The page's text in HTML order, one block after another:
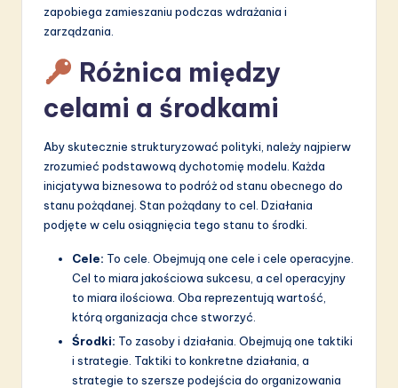
zapobiega zamieszaniu podczas wdrażania i
zarządzania.
Różnica między
celami a środkami
Aby skutecznie strukturyzować polityki, należy najpierw
zrozumieć podstawową dychotomię modelu. Każda
inicjatywa biznesowa to podróż od stanu obecnego do
stanu pożądanej. Stan pożądany to cel. Działania
podjęte w celu osiągnięcia tego stanu to środki.
Cele: To cele. Obejmują one cele i cele operacyjne.
Cel to miara jakościowa sukcesu, a cel operacyjny
to miara ilościowa. Oba reprezentują wartość,
którą organizacja chce stworzyć.
Środki: To zasoby i działania. Obejmują one taktiki
i strategie. Taktiki to konkretne działania, a
strategie to szersze podejścia do organizowania